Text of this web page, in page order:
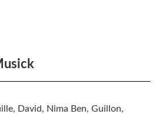
David, Nima Ben, Guillon,